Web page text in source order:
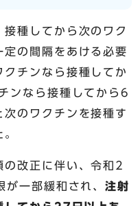
種してから次のワク
の間隔をあける必要
チンなら接種してか
ンなら接種してから6
次のワクチンを接種す
の改正に伴い、令和2
が一部緩和され、注射